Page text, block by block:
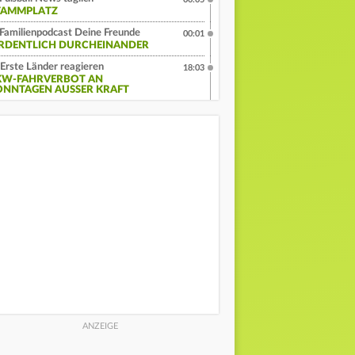
Familienpodcast Deine Freunde
DURCHEINANDER
00:01
Erste Länder reagieren
FAHRVERBOT AN
AUSSER KRAFT
18:03